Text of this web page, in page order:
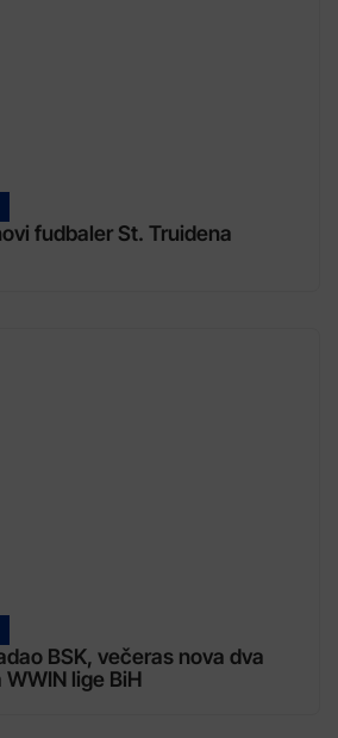
fudbaler St. Truidena
BSK, večeras nova dva
lige BiH